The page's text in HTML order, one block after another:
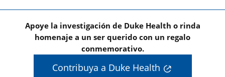
Apoye la investigación de Duke Health o rinda
homenaje a un ser querido con un regalo
conmemorativo.
Contribuya a Duke Health